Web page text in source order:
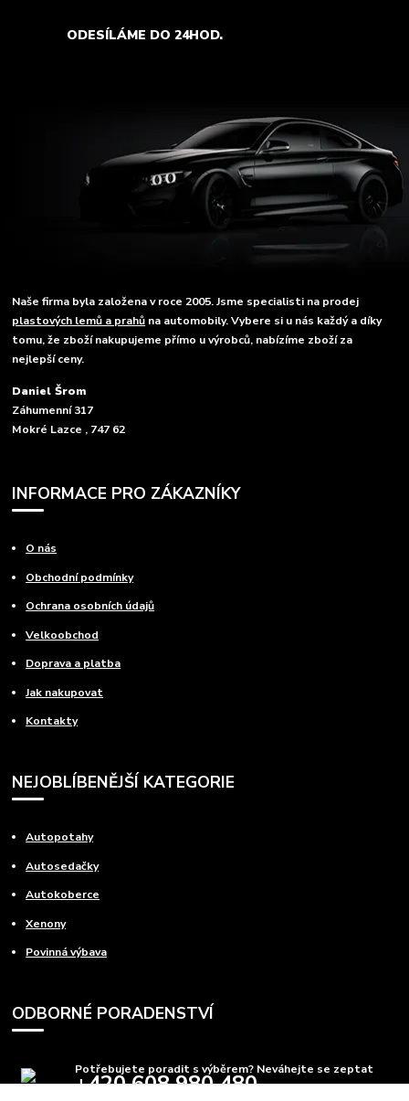
ODESÍLÁME DO 24HOD.
Naše firma byla založena v roce 2005. Jsme specialisti na prodej
plastových lemů a prahů na automobily. Vybere si u nás každý a díky
tomu, že zboží nakupujeme přímo u výrobců, nabízíme zboží za
nejlepší ceny.
Daniel Šrom
Záhumenní 317
Mokré Lazce , 747 62
INFORMACE PRO ZÁKAZNÍKY
O nás
Obchodní podmínky
Ochrana osobních údajů
Velkoobchod
Doprava a platba
Jak nakupovat
Kontakty
NEJOBLÍBENĚJŠÍ KATEGORIE
Autopotahy
Autosedačky
Autokoberce
Xenony
Povinná výbava
ODBORNÉ PORADENSTVÍ
Potřebujete poradit s výběrem? Neváhejte se zeptat
+420 608 980 480